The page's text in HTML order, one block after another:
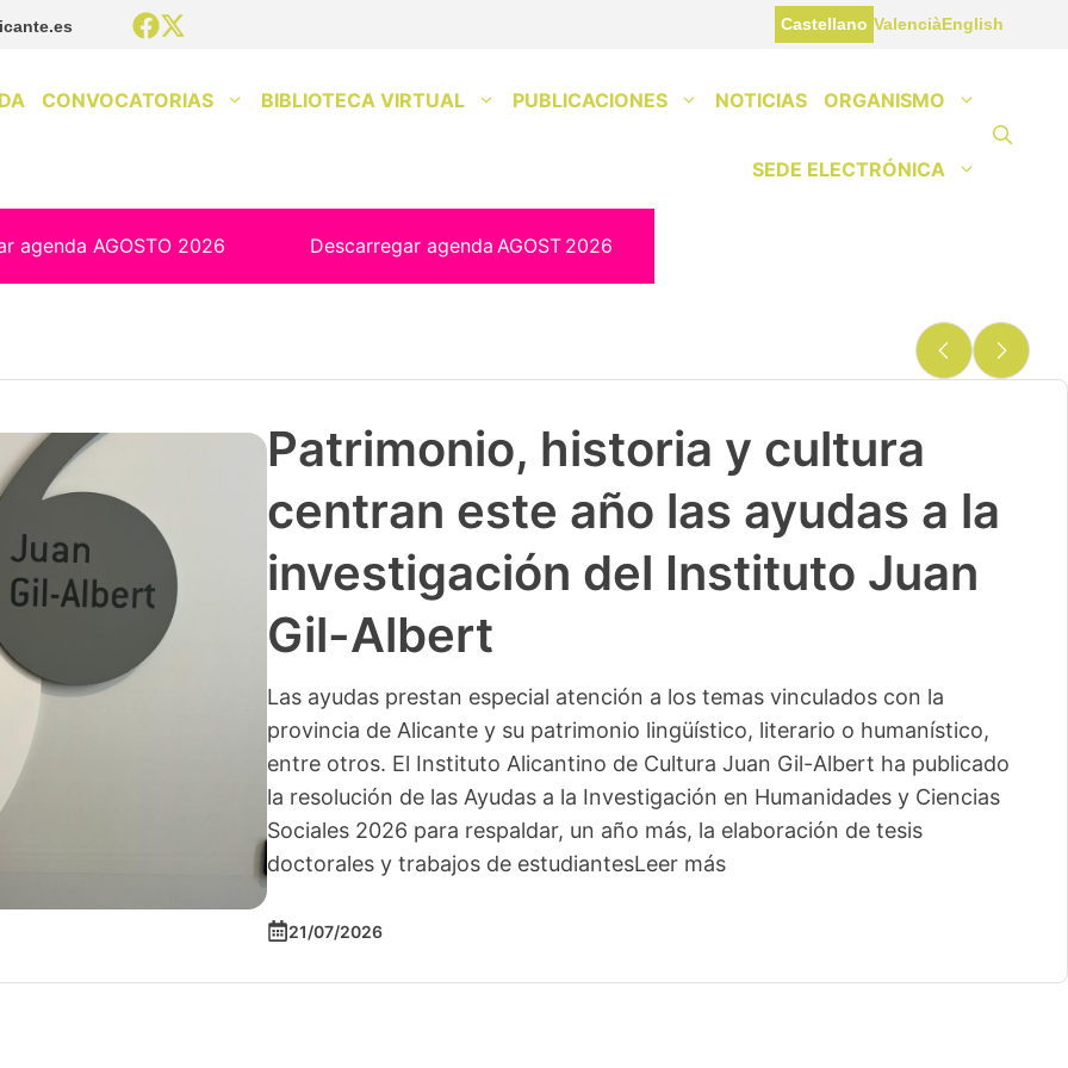
Castellano ValenciàEnglish
CONVOCATORIAS BIBLIOTECA VIRTUAL PUBLICACIONES NOTICIAS ORGANISMO
SEDE ELECTRÓNICA
agenda AGOSTO 2026 Descarregar agenda AGOST 2026
Patrimonio, historia y cultura
centran este año las ayudas a la
investigación del Instituto Juan
Gil-Albert
Las ayudas prestan especial atención a los temas vinculados con la
provincia de Alicante y su patrimonio lingüístico, literario o humanístico,
entre otros. El Instituto Alicantino de Cultura Juan Gil-Albert ha publicado
la resolución de las Ayudas a la Investigación en Humanidades y Ciencias
Sociales 2026 para respaldar, un año más, la elaboración de tesis
doctorales y trabajos de estudiantesLeer más
21/07/2026